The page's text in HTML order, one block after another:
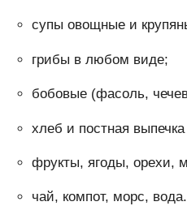
супы овощные и
грибы в любом виде;
бобовые (фасоль,
хлеб и постная
фрукты, ягоды, орехи,
чай, компот, морс, вода.